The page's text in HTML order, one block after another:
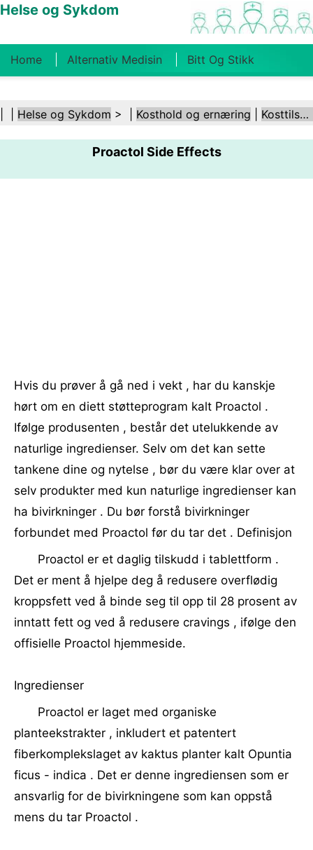
Helse og Sykdom
Home Alternativ Medisin Bitt Og Stikk
Kosthold Og Ernæring Familiehelse
Psykisk Helse Folkehelse Og
Sikkerhet Kirurgi Og Prosedyrer Helse
Helse og Sykdom > | Kosthold og ernæring Kosttilskudd
Proactol Side Effects
Hvis du prøver å gå ned i vekt , har du kanskje
hørt om en diett støtteprogram kalt Proactol .
Ifølge produsenten , består det utelukkende av
naturlige ingredienser. Selv om det kan sette
tankene dine og nytelse , bør du være klar over at
selv produkter med kun naturlige ingredienser kan
ha bivirkninger . Du bør forstå bivirkninger
forbundet med Proactol før du tar det . Definisjon
Proactol er et daglig tilskudd i tablettform .
Det er ment å hjelpe deg å redusere overflødig
kroppsfett ved å binde seg til opp til 28 prosent av
inntatt fett og ved å redusere cravings , ifølge den
offisielle Proactol hjemmeside.
Ingredienser
Proactol er laget med organiske
planteekstrakter , inkludert et patentert
fiberkomplekslaget av kaktus planter kalt Opuntia
ficus - indica . Det er denne ingrediensen som er
ansvarlig for de bivirkningene som kan oppstå
mens du tar Proactol .